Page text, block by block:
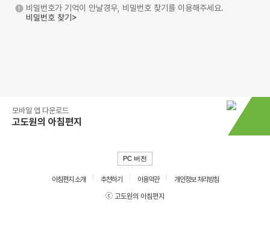
비밀번호가 기억이 안날경우, 비밀번호 찾기를 이용해주세요.
비밀번호 찾기>
모바일 앱 다운로드
고도원의 아침편지
PC 버전
아침편지 소개 추천하기 이용약관
개인정보 처리방침
ⓒ 고도원의 아침편지